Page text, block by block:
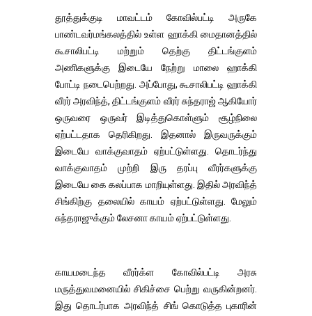
தூத்துக்குடி மாவட்டம் கோவில்பட்டி அருகே
பாண்டவர்மங்கலத்தில் உள்ள ஹாக்கி மைதானத்தில்
கூசாலிபட்டி மற்றும் தெற்கு திட்டங்குளம்
அணிகளுக்கு இடையே நேற்று மாலை ஹாக்கி
போட்டி நடைபெற்றது. அப்போது, கூசாலிபட்டி ஹாக்கி
வீரர் அரவிந்த், திட்டங்குளம் வீரர் சுந்தராஜ் ஆகியோர்
ஒருவரை ஒருவர் இடித்துகொள்ளும் சூழ்நிலை
ஏற்பட்டதாக தெரிகிறது. இதனால் இருவருக்கும்
இடையே வாக்குவாதம் ஏற்பட்டுள்ளது. தொடர்ந்து
வாக்குவாதம் முற்றி இரு தரப்பு வீரர்களுக்கு
இடையே கை கலப்பாக மாறியுள்ளது. இதில் அரவிந்த்
சிங்கிற்கு தலையில் காயம் ஏற்பட்டுள்ளது. மேலும்
சுந்தராஜுக்கும் லேசனா காயம் ஏற்பட்டுள்ளது.
காயமடைந்த வீரர்க்ள கோவில்பட்டி அரசு
மருத்துவமனையில் சிகிச்சை பெற்று வருகின்றனர்.
இது தொடர்பாக அரவிந்த் சிங் கொடுத்த புகாரின்